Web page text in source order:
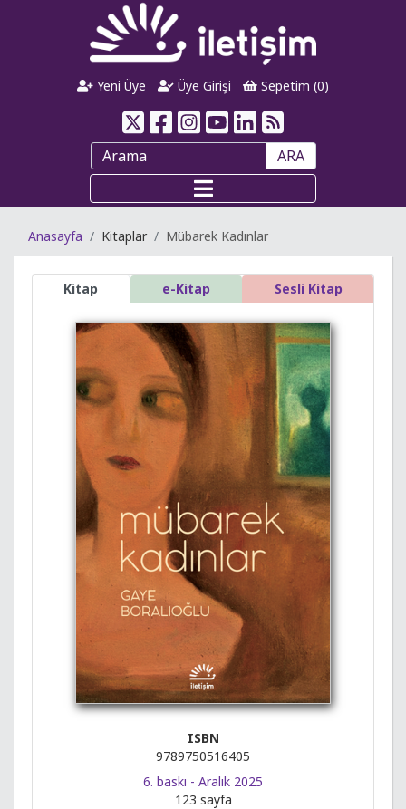
Yeni Üye Üye Girişi Sepetim (0)
ARA
Anasayfa Kitaplar Mübarek Kadınlar
Kitap e-Kitap Sesli Kitap
ISBN
9789750516405
6. baskı - Aralık 2025
123 sayfa